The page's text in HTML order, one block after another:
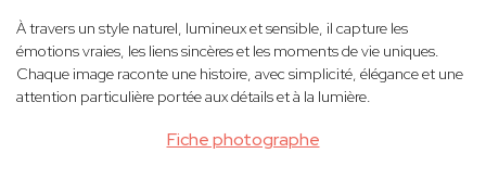
Fiche photographe
À travers un style naturel, lumineux et sensible, il capture les
émotions vraies, les liens sincères et les moments de vie uniques.
Chaque image raconte une histoire, avec simplicité, élégance et une
attention particulière portée aux détails et à la lumière.